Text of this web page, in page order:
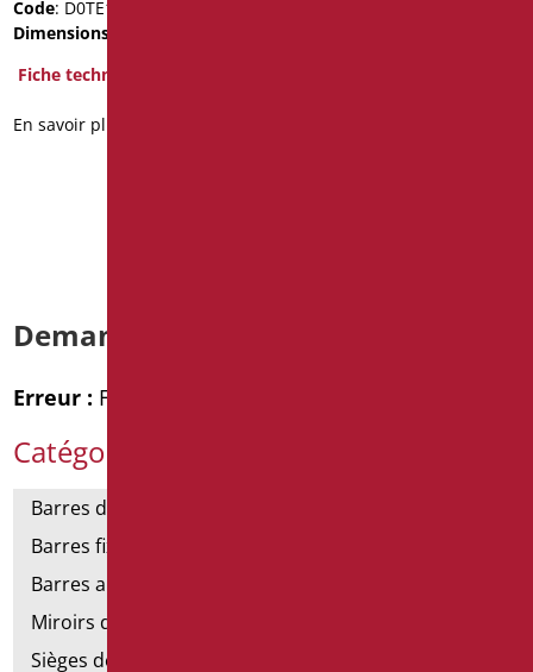
Catégories de produits
Barres de support
Barres fixes et rabattables
Barres angulaires pour douches et baignoires
Miroirs de salle de bains
Sièges de douche et de baignoire
Code: D0TE16/99
Dimensions
Fiche technique
En savoir plus
Demande d’informations
Erreur : Formulaire de contact non trouvé !